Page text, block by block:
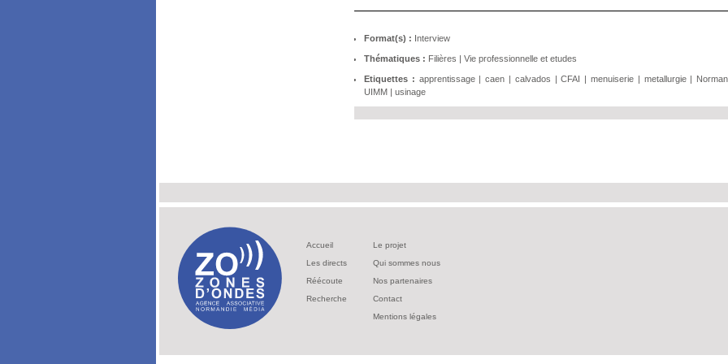
Format(s) : Interview
Thématiques : Filières | Vie professionnelle et etudes
Etiquettes : apprentissage|caen | calvados |CFAI |menuiserie | metallurgie|
UIMM | usinage
Accueil
Les directs
Réécoute
Recherche
Le projet
Qui sommes nous
Nos partenaires
Contact
Mentions légales